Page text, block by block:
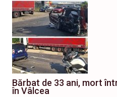
Bărbat de 33 ani, mort
în Vâlcea